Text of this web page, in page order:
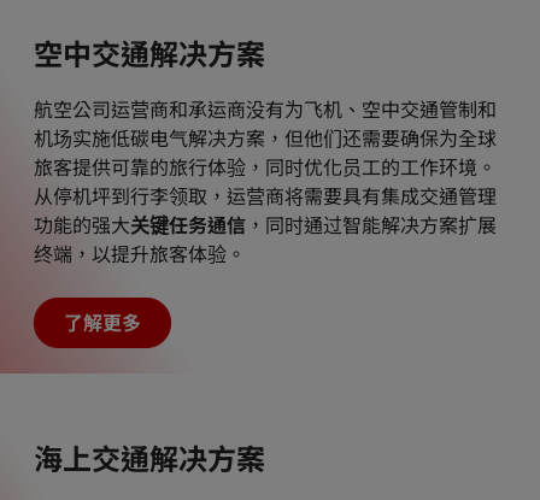
空中交通解决方案
航空公司运营商和承运商没有为飞机、空中交通管制和
机场实施低碳电气解决方案，但他们还需要确保为全球
旅客提供可靠的旅行体验，同时优化员工的工作环境。
从停机坪到行李领取，运营商将需要具有集成交通管理
功能的强大关键任务通信 ，同时通过智能解决方案扩展
终端，以提升旅客体验。
了解更多
海上交通解决方案